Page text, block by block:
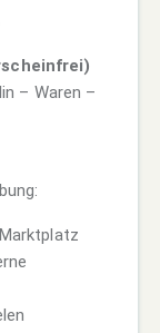
– Waren –